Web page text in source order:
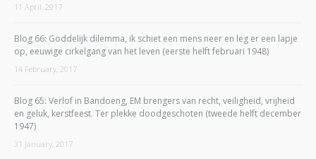
11 April, 2017
Blog 66: Goddelijk dilemma, ik schiet een mens neer en leg er een lapje
op, eeuwige cirkelgang van het leven (eerste helft februari 1948)
14 February, 2017
Blog 65: Verlof in Bandoeng, EM brengers van recht, veiligheid, vrijheid
en geluk, kerstfeest. Ter plekke doodgeschoten (tweede helft december
1947)
31 January, 2017